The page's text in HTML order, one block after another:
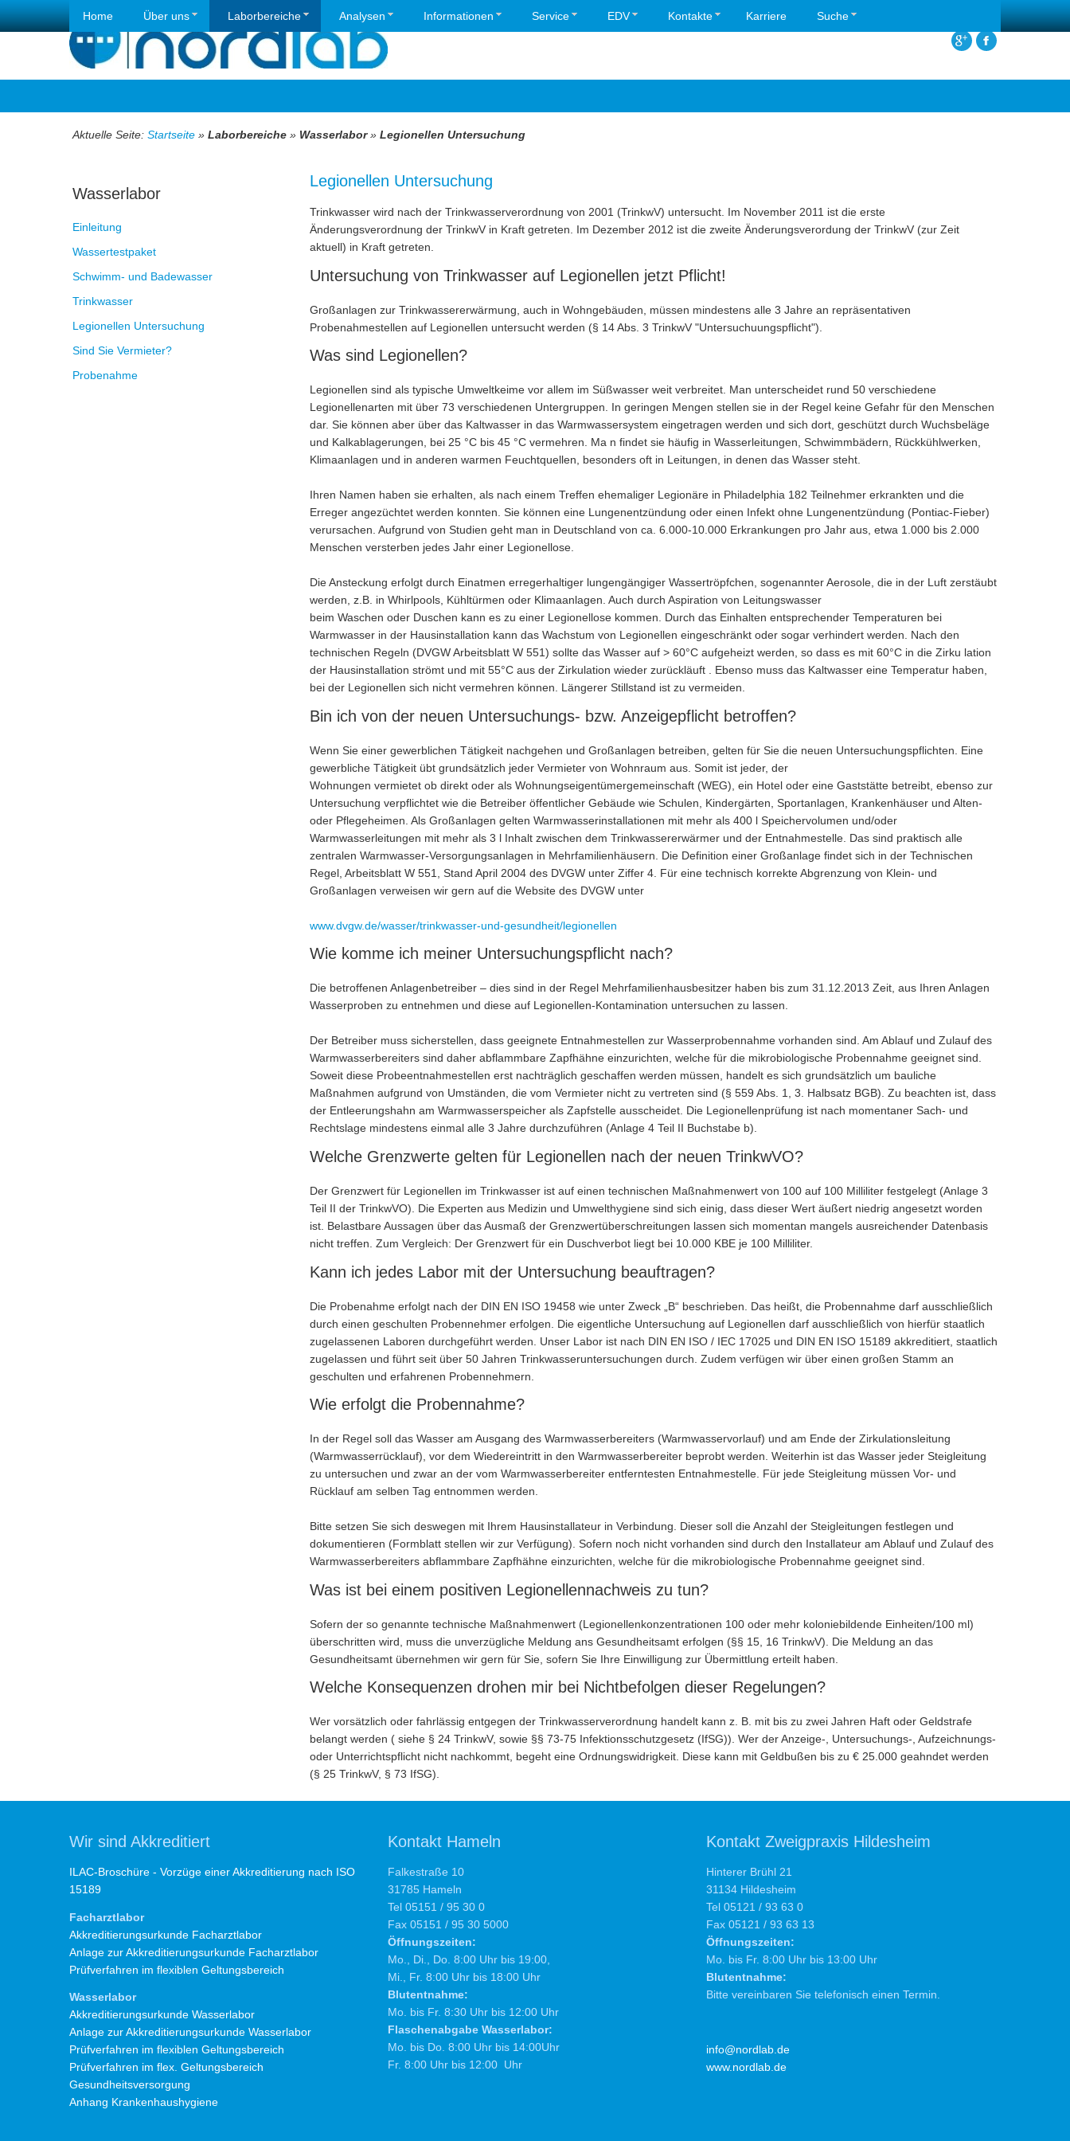
Home Über uns Laborbereiche Analysen Informationen Service EDV Kontakte Karriere Suche
Aktuelle Seite: Startseite » Laborbereiche » Wasserlabor» Legionellen Untersuchung
Wasserlabor
Einleitung
Wassertestpaket
Schwimm- und Badewasser
Trinkwasser
Legionellen Untersuchung
Sind Sie Vermieter?
Probenahme
Legionellen Untersuchung
Trinkwasser wird nach der Trinkwasserverordnung von 2001 (TrinkwV) untersucht. Im November 2011 ist die erste
Änderungsverordnung der TrinkwV in Kraft getreten. Im Dezember 2012 ist die zweite Änderungsverordung der TrinkwV (zur Zeit
aktuell) in Kraft getreten.
Untersuchung von Trinkwasser auf Legionellen jetzt Pflicht!
Großanlagen zur Trinkwassererwärmung, auch in Wohngebäuden, müssen mindestens alle 3 Jahre an repräsentativen
Probenahmestellen auf Legionellen untersucht werden (§ 14 Abs. 3 TrinkwV "Untersuchuungspflicht").
Was sind Legionellen?
Legionellen sind als typische Umweltkeime vor allem im Süßwasser weit verbreitet. Man unterscheidet rund 50 verschiedene
Legionellenarten mit über 73 verschiedenen Untergruppen. In geringen Mengen stellen sie in der Regel keine Gefahr für den Menschen
dar. Sie können aber über das Kaltwasser in das Warmwassersystem eingetragen werden und sich dort, geschützt durch Wuchsbeläge
und Kalkablagerungen, bei 25 °C bis 45 °C vermehren. Ma n findet sie häufig in Wasserleitungen, Schwimmbädern, Rückkühlwerken,
Klimaanlagen und in anderen warmen Feuchtquellen, besonders oft in Leitungen, in denen das Wasser steht.
Ihren Namen haben sie erhalten, als nach einem Treffen ehemaliger Legionäre in Philadelphia 182 Teilnehmer erkrankten und die
Erreger angezüchtet werden konnten. Sie können eine Lungenentzündung oder einen Infekt ohne Lungenentzündung (Pontiac-Fieber)
verursachen. Aufgrund von Studien geht man in Deutschland von ca. 6.000-10.000 Erkrankungen pro Jahr aus, etwa 1.000 bis 2.000
Menschen versterben jedes Jahr einer Legionellose.
Die Ansteckung erfolgt durch Einatmen erregerhaltiger lungengängiger Wassertröpfchen, sogenannter Aerosole, die in der Luft zerstäubt
werden, z.B. in Whirlpools, Kühltürmen oder Klimaanlagen. Auch durch Aspiration von Leitungswasser
beim Waschen oder Duschen kann es zu einer Legionellose kommen. Durch das Einhalten entsprechender Temperaturen bei
Warmwasser in der Hausinstallation kann das Wachstum von Legionellen eingeschränkt oder sogar verhindert werden. Nach den
technischen Regeln (DVGW Arbeitsblatt W 551) sollte das Wasser auf > 60°C aufgeheizt werden, so dass es mit 60°C in die Zirku lation
der Hausinstallation strömt und mit 55°C aus der Zirkulation wieder zurückläuft . Ebenso muss das Kaltwasser eine Temperatur haben,
bei der Legionellen sich nicht vermehren können. Längerer Stillstand ist zu vermeiden.
Bin ich von der neuen Untersuchungs- bzw. Anzeigepflicht betroffen?
Wenn Sie einer gewerblichen Tätigkeit nachgehen und Großanlagen betreiben, gelten für Sie die neuen Untersuchungspflichten. Eine
gewerbliche Tätigkeit übt grundsätzlich jeder Vermieter von Wohnraum aus. Somit ist jeder, der
Wohnungen vermietet ob direkt oder als Wohnungseigentümergemeinschaft (WEG), ein Hotel oder eine Gaststätte betreibt, ebenso zur
Untersuchung verpflichtet wie die Betreiber öffentlicher Gebäude wie Schulen, Kindergärten, Sportanlagen, Krankenhäuser und Alten-
oder Pflegeheimen. Als Großanlagen gelten Warmwasserinstallationen mit mehr als 400 l Speichervolumen und/oder
Warmwasserleitungen mit mehr als 3 l Inhalt zwischen dem Trinkwassererwärmer und der Entnahmestelle. Das sind praktisch alle
zentralen Warmwasser-Versorgungsanlagen in Mehrfamilienhäusern. Die Definition einer Großanlage findet sich in der Technischen
Regel, Arbeitsblatt W 551, Stand April 2004 des DVGW unter Ziffer 4. Für eine technisch korrekte Abgrenzung von Klein- und
Großanlagen verweisen wir gern auf die Website des DVGW unter
www.dvgw.de/wasser/trinkwasser-und-gesundheit/legionellen
Wie komme ich meiner Untersuchungspflicht nach?
Die betroffenen Anlagenbetreiber – dies sind in der Regel Mehrfamilienhausbesitzer haben bis zum 31.12.2013 Zeit, aus Ihren Anlagen
Wasserproben zu entnehmen und diese auf Legionellen-Kontamination untersuchen zu lassen.
Der Betreiber muss sicherstellen, dass geeignete Entnahmestellen zur Wasserprobennahme vorhanden sind. Am Ablauf und Zulauf des
Warmwasserbereiters sind daher abflammbare Zapfhähne einzurichten, welche für die mikrobiologische Probennahme geeignet sind.
Soweit diese Probeentnahmestellen erst nachträglich geschaffen werden müssen, handelt es sich grundsätzlich um bauliche
Maßnahmen aufgrund von Umständen, die vom Vermieter nicht zu vertreten sind (§ 559 Abs. 1, 3. Halbsatz BGB). Zu beachten ist, dass
der Entleerungshahn am Warmwasserspeicher als Zapfstelle ausscheidet. Die Legionellenprüfung ist nach momentaner Sach- und
Rechtslage mindestens einmal alle 3 Jahre durchzuführen (Anlage 4 Teil II Buchstabe b).
Welche Grenzwerte gelten für Legionellen nach der neuen TrinkwVO?
Der Grenzwert für Legionellen im Trinkwasser ist auf einen technischen Maßnahmenwert von 100 auf 100 Milliliter festgelegt (Anlage 3
Teil II der TrinkwVO). Die Experten aus Medizin und Umwelthygiene sind sich einig, dass dieser Wert äußert niedrig angesetzt worden
ist. Belastbare Aussagen über das Ausmaß der Grenzwertüberschreitungen lassen sich momentan mangels ausreichender Datenbasis
nicht treffen. Zum Vergleich: Der Grenzwert für ein Duschverbot liegt bei 10.000 KBE je 100 Milliliter.
Kann ich jedes Labor mit der Untersuchung beauftragen?
Die Probenahme erfolgt nach der DIN EN ISO 19458 wie unter Zweck „B“ beschrieben. Das heißt, die Probennahme darf ausschließlich
durch einen geschulten Probennehmer erfolgen. Die eigentliche Untersuchung auf Legionellen darf ausschließlich von hierfür staatlich
zugelassenen Laboren durchgeführt werden. Unser Labor ist nach DIN EN ISO / IEC 17025 und DIN EN ISO 15189 akkreditiert, staatlich
zugelassen und führt seit über 50 Jahren Trinkwasseruntersuchungen durch. Zudem verfügen wir über einen großen Stamm an
geschulten und erfahrenen Probennehmern.
Wie erfolgt die Probennahme?
In der Regel soll das Wasser am Ausgang des Warmwasserbereiters (Warmwasservorlauf) und am Ende der Zirkulationsleitung
(Warmwasserrücklauf), vor dem Wiedereintritt in den Warmwasserbereiter beprobt werden. Weiterhin ist das Wasser jeder Steigleitung
zu untersuchen und zwar an der vom Warmwasserbereiter entferntesten Entnahmestelle. Für jede Steigleitung müssen Vor- und
Rücklauf am selben Tag entnommen werden.
Bitte setzen Sie sich deswegen mit Ihrem Hausinstallateur in Verbindung. Dieser soll die Anzahl der Steigleitungen festlegen und
dokumentieren (Formblatt stellen wir zur Verfügung). Sofern noch nicht vorhanden sind durch den Installateur am Ablauf und Zulauf des
Warmwasserbereiters abflammbare Zapfhähne einzurichten, welche für die mikrobiologische Probennahme geeignet sind.
Was ist bei einem positiven Legionellennachweis zu tun?
Sofern der so genannte technische Maßnahmenwert (Legionellenkonzentrationen 100 oder mehr koloniebildende Einheiten/100 ml)
überschritten wird, muss die unverzügliche Meldung ans Gesundheitsamt erfolgen (§§ 15, 16 TrinkwV). Die Meldung an das
Gesundheitsamt übernehmen wir gern für Sie, sofern Sie Ihre Einwilligung zur Übermittlung erteilt haben.
Welche Konsequenzen drohen mir bei Nichtbefolgen dieser Regelungen?
Wer vorsätzlich oder fahrlässig entgegen der Trinkwasserverordnung handelt kann z. B. mit bis zu zwei Jahren Haft oder Geldstrafe
belangt werden ( siehe § 24 TrinkwV, sowie §§ 73-75 Infektionsschutzgesetz (IfSG)). Wer der Anzeige-, Untersuchungs-, Aufzeichnungs-
oder Unterrichtspflicht nicht nachkommt, begeht eine Ordnungswidrigkeit. Diese kann mit Geldbußen bis zu € 25.000 geahndet werden
(§ 25 TrinkwV, § 73 IfSG).
Wir sind Akkreditiert
ILAC-Broschüre - Vorzüge einer Akkreditierung nach ISO
15189
Facharztlabor
Akkreditierungsurkunde Facharztlabor
Anlage zur Akkreditierungsurkunde Facharztlabor
Prüfverfahren im flexiblen Geltungsbereich
Wasserlabor
Akkreditierungsurkunde Wasserlabor
Anlage zur Akkreditierungsurkunde Wasserlabor
Prüfverfahren im flexiblen Geltungsbereich
Prüfverfahren im flex. Geltungsbereich
Gesundheitsversorgung
Anhang Krankenhaushygiene
Kontakt Hameln
Falkestraße 10
31785 Hameln
Tel 05151 / 95 30 0
Fax 05151 / 95 30 5000
Öffnungszeiten:
Mo., Di., Do. 8:00 Uhr bis 19:00,
Mi., Fr. 8:00 Uhr bis 18:00 Uhr
Blutentnahme:
Mo. bis Fr. 8:30 Uhr bis 12:00 Uhr
Flaschenabgabe Wasserlabor:
Mo. bis Do. 8:00 Uhr bis 14:00Uhr
Fr. 8:00 Uhr bis 12:00 Uhr
Kontakt Zweigpraxis Hildesheim
Hinterer Brühl 21
31134 Hildesheim
Tel 05121 / 93 63 0
Fax 05121 / 93 63 13
Öffnungszeiten:
Mo. bis Fr. 8:00 Uhr bis 13:00 Uhr
Blutentnahme:
Bitte vereinbaren Sie telefonisch einen Termin.
info@nordlab.de
www.nordlab.de